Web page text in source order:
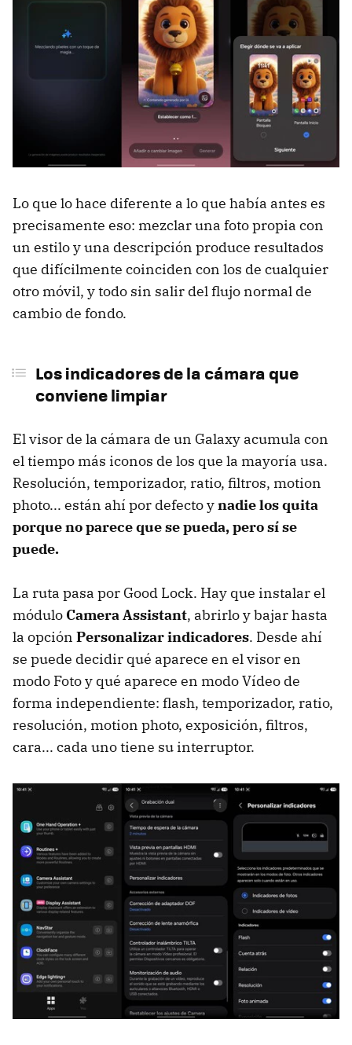
Lo que lo hace diferente a lo que había antes es
precisamente eso: mezclar una foto propia con
un estilo y una descripción produce resultados
que difícilmente coinciden con los de cualquier
otro móvil, y todo sin salir del flujo normal de
cambio de fondo.
Los indicadores de la cámara que
conviene limpiar
El visor de la cámara de un Galaxy acumula con
el tiempo más iconos de los que la mayoría usa.
Resolución, temporizador, ratio, filtros, motion
photo... están ahí por defecto ynadie los quita
porque no parece que se pueda, pero sí se
puede.
La ruta pasa por Good Lock. Hay que instalar el
módulo Camera Assistant, abrirlo y bajar hasta
la opción Personalizar indicadores. Desde ahí
se puede decidir qué aparece en el visor en
modo Foto y qué aparece en modo Vídeo de
forma independiente: flash, temporizador, ratio,
resolución, motion photo, exposición, filtros,
cara... cada uno tiene su interruptor.